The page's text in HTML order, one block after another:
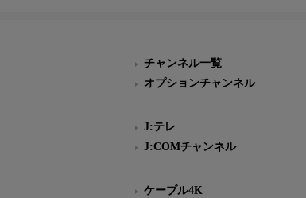
チャンネル一覧
オプションチャンネル
J:テレ
J:COMチャンネル
ケーブル4K